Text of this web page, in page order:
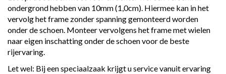
ondergrond hebben van 10mm (1,0cm). Hiermee kan in het
vervolg het frame zonder spanning gemonteerd worden
onder de schoen. Monteer vervolgens het frame met wielen
naar eigen inschatting onder de schoen voor de beste
rijervaring.
Let wel: Bij een speciaalzaak krijgt u service vanuit ervaring